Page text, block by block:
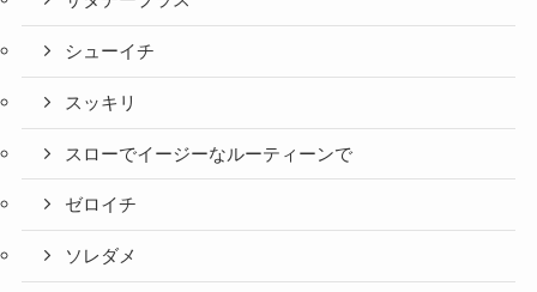
シューイチ
スッキリ
スローでイージーなルーティーンで
ゼロイチ
ソレダメ